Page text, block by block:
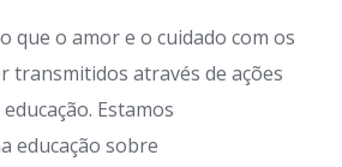
que o amor e o cuidado com os
transmitidos através de ações
Estamos
educação sobre